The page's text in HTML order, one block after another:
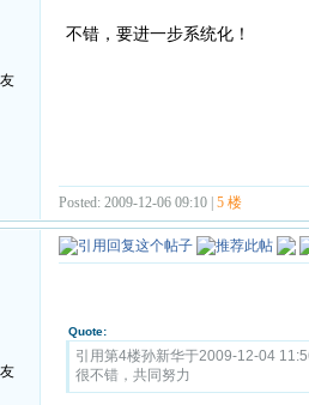
不错，要进一步系统化！
Posted: 2009-12-06 09:10 |5 楼
Quote:
引用第4楼孙新华于2009-12-04
很不错，共同努力